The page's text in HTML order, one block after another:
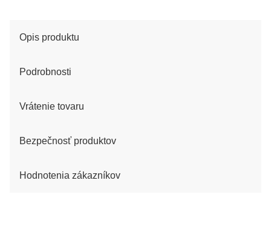
Opis produktu
Podrobnosti
Vrátenie tovaru
Bezpečnosť produktov
Hodnotenia zákazníkov